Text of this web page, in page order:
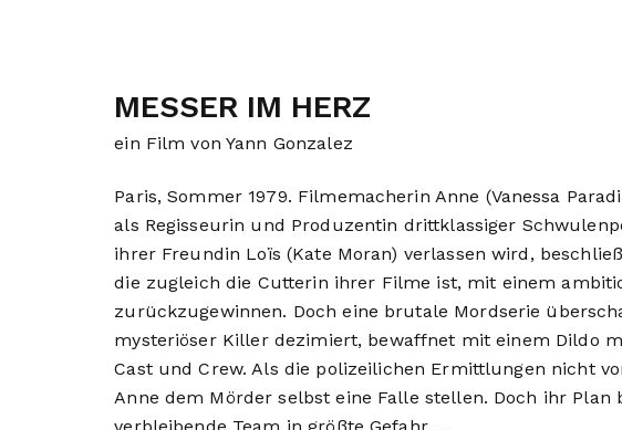
MESSER IM HERZ
ein Film von Yann Gonzalez
Paris, Sommer 1979. Filmemacherin Anne (Vanessa
als Regisseurin und Produzentin drittklassiger
ihrer Freundin Loïs (Kate Moran) verlassen wird,
die zugleich die Cutterin ihrer Filme ist, mit einem
zurückzugewinnen. Doch eine brutale Mordserie
mysteriöser Killer dezimiert, bewaffnet mit einem Dildo
Cast und Crew. Als die polizeilichen Ermittlungen nicht
Anne dem Mörder selbst eine Falle stellen. Doch ihr Plan